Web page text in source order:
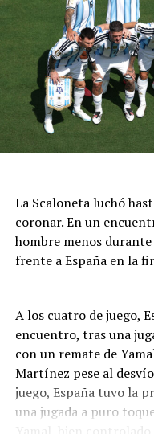
La Scaloneta luchó
coronar. En un
hombre menos
frente a España en la
A los cuatro de juego,
encuentro, tras una
con un remate de
Martínez pese al
juego, España tuvo la
una jugada a puro